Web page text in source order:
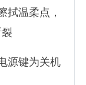
拭温柔点，
源键为关机